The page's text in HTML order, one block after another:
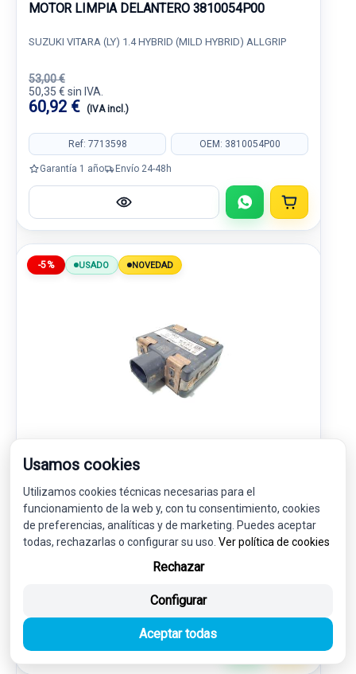
MOTOR LIMPIA DELANTERO 3810054P00
SUZUKI VITARA (LY) 1.4 HYBRID (MILD HYBRID) ALLGRIP
53,00 €
50,35 € sin IVA.
60,92 € (IVA incl.)
Ref: 7713598 OEM: 3810054P00
Garantía 1 año Envío 24-48h
-5% USADO NOVEDAD
0203301800
SUZUKI VITARA (LY) 1.4 HYBRID (MILD HYBRID) ALLGRIP
235,00 €
223,25 € sin IVA.
270,13 €
Usamos cookies
Utilizamos cookies técnicas necesarias para el
funcionamiento de la web y, con tu consentimiento, cookies
de preferencias, analíticas y de marketing. Puedes aceptar
todas, rechazarlas o configurar su uso. Ver política de cookies
Rechazar
Configurar
Aceptar todas